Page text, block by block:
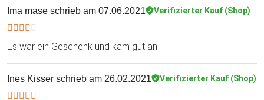
Ima mase schrieb am 07.06.2021 Verifizierter Kauf (Shop)
Es war ein Geschenk und kam gut an
Ines Kisser schrieb am 26.02.2021 Verifizierter Kauf (Shop)